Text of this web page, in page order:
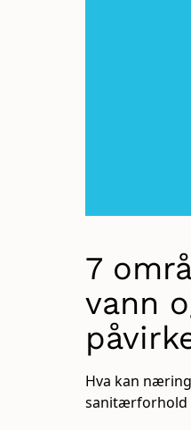
7
vann
Hva kan
sanitærforhold